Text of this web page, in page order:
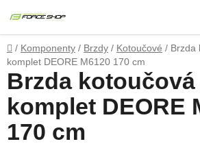
na
obsah
Domů
/ Komponenty / Brzdy / Kotoučové / Brzda
komplet DEORE M6120 170 cm
Brzda
komplet DEORE
170 cm